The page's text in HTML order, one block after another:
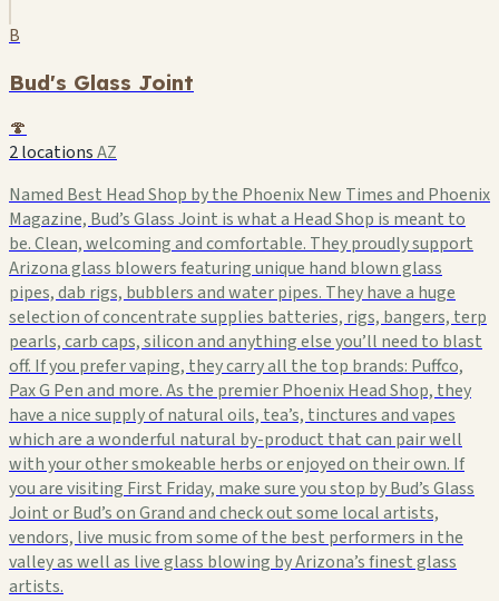
B
Bud's Glass Joint
🍄
2 locationsAZ
Named Best Head Shop by the Phoenix New Times and Phoenix
Magazine, Bud’s Glass Joint is what a Head Shop is meant to
be. Clean, welcoming and comfortable. They proudly support
Arizona glass blowers featuring unique hand blown glass
pipes, dab rigs, bubblers and water pipes. They have a huge
selection of concentrate supplies batteries, rigs, bangers, terp
pearls, carb caps, silicon and anything else you’ll need to blast
off. If you prefer vaping, they carry all the top brands: Puffco,
Pax G Pen and more. As the premier Phoenix Head Shop, they
have a nice supply of natural oils, tea’s, tinctures and vapes
which are a wonderful natural by-product that can pair well
with your other smokeable herbs or enjoyed on their own. If
you are visiting First Friday, make sure you stop by Bud’s Glass
Joint or Bud’s on Grand and check out some local artists,
vendors, live music from some of the best performers in the
valley as well as live glass blowing by Arizona’s finest glass
artists.